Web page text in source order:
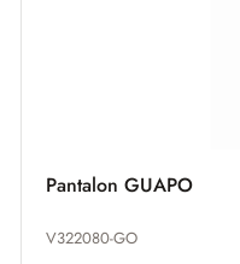
Pantalon GUAPO
V322080-GO